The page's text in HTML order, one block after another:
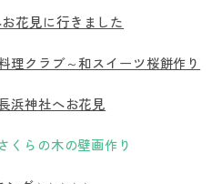
花見に行きました
クラブ～和スイーツ桜餅作り
浜神社へお花見
らの木の壁画作り